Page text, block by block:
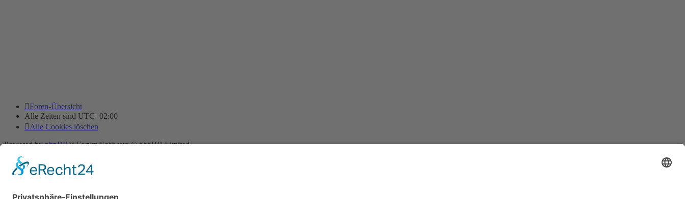
Foren-Übersicht
Alle Zeiten sind UTC+02:00
Alle Cookies löschen
Powered byphpBB® Forum Software © phpBB Limited
Deutsche Übersetzung durch
Datenschutz |Nutzungsbedingungen